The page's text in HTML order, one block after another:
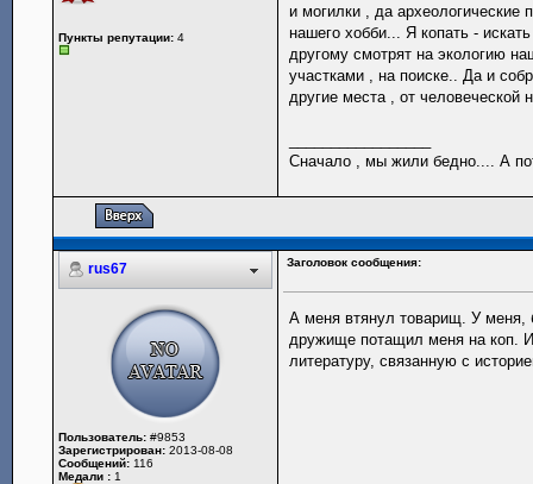
Пункты репутации: 4
и могилки , да
нашего хобби... Я копать -
другому смотрят на экологию
участками , на поиске.. Да и
другие места , от человеческой
Сначало , мы жили бедно.... А
rus67 Заголовок сообщения:
Пользователь: #9853
Зарегистрирован: 2013-08-08
Сообщений: 116
Медали : 1
А меня втянул товарищ. У меня,
дружище потащил меня на коп.
литературу, связанную с